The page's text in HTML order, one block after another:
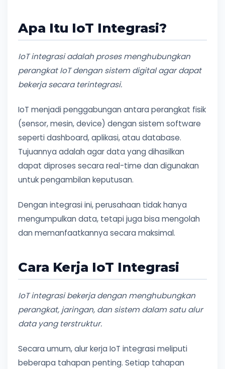
Apa Itu IoT Integrasi?
IoT integrasi adalah proses menghubungkan
perangkat IoT dengan sistem digital agar dapat
bekerja secara terintegrasi.
IoT menjadi penggabungan antara perangkat fisik
(sensor, mesin, device) dengan sistem software
seperti dashboard, aplikasi, atau database.
Tujuannya adalah agar data yang dihasilkan
dapat diproses secara real-time dan digunakan
untuk pengambilan keputusan.
Dengan integrasi ini, perusahaan tidak hanya
mengumpulkan data, tetapi juga bisa mengolah
dan memanfaatkannya secara maksimal.
Cara Kerja IoT Integrasi
IoT integrasi bekerja dengan menghubungkan
perangkat, jaringan, dan sistem dalam satu alur
data yang terstruktur.
Secara umum, alur kerja IoT integrasi meliputi
beberapa tahapan penting. Setiap tahapan